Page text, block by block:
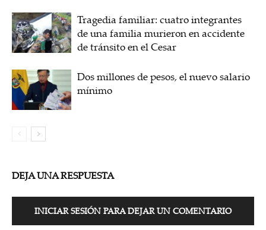
Tragedia familiar: cuatro integrantes
de una familia murieron en accidente
de tránsito en el Cesar
Dos millones de pesos, el nuevo salario
mínimo
DEJA UNA RESPUESTA
INICIAR SESIÓN PARA DEJAR UN COMENTARIO